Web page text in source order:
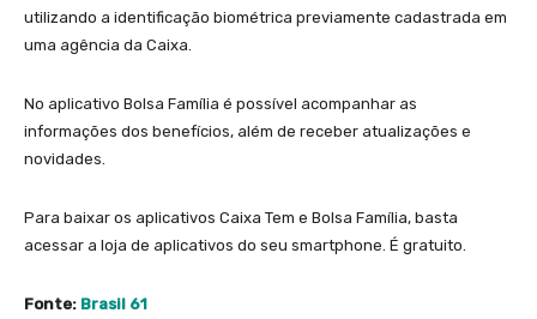
utilizando a identificação biométrica previamente cadastrada em
uma agência da Caixa.
No aplicativo Bolsa Família é possível acompanhar as
informações dos benefícios, além de receber atualizações e
novidades.
Para baixar os aplicativos Caixa Tem e Bolsa Família, basta
acessar a loja de aplicativos do seu smartphone. É gratuito.
Fonte: Brasil 61